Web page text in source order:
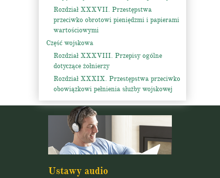
Rozdział XXXVII. Przestępstwa
przeciwko obrotowi pieniędzmi i papierami
wartościowymi
Część wojskowa
Rozdział XXXVIII. Przepisy ogólne
dotyczące żołnierzy
Rozdział XXXIX. Przestępstwa przeciwko
obowiązkowi pełnienia służby wojskowej
Ustawy audio